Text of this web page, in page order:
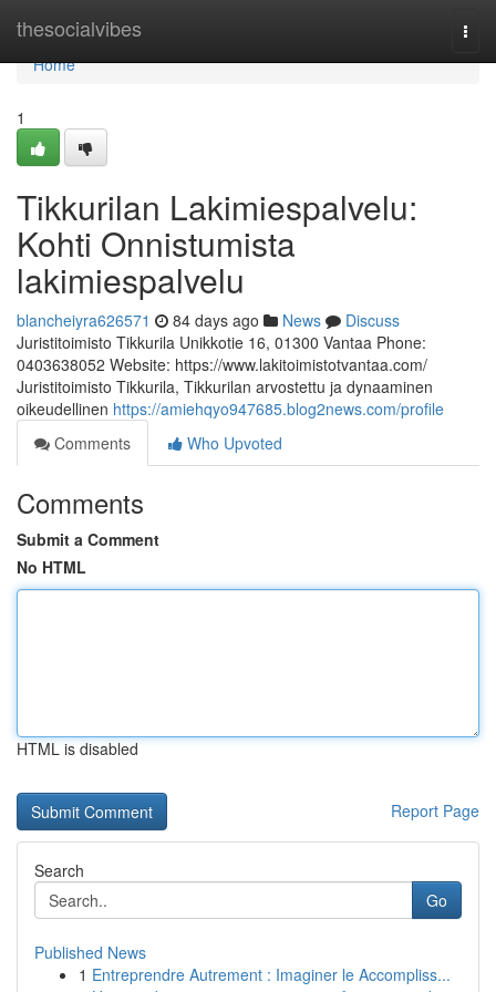
thesocialvibes
Home
Home
1
Tikkurilan Lakimiespalvelu:
Kohti Onnistumista
lakimiespalvelu
blancheiyra626571 84 days ago News
Discuss
Juristitoimisto Tikkurila Unikkotie 16, 01300 Vantaa Phone:
0403638052 Website: https://www.lakitoimistotvantaa.com/
Juristitoimisto Tikkurila, Tikkurilan arvostettu ja dynaaminen
oikeudellinen https://amiehqyo947685.blog2news.com/profile
Comments
Who Upvoted
Comments
Submit a Comment
No HTML
HTML is disabled
Report Page
Search
Go
Published News
1 Entreprendre Autrement : Imaginer le Accompliss...